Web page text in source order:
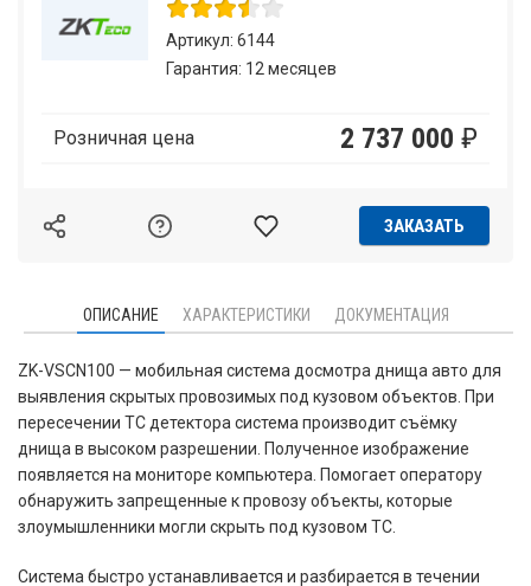
Артикул: 6144
Гарантия: 12 месяцев
Розничная цена 2 737 000 ₽
ЗАКАЗАТЬ
ОПИСАНИЕ ХАРАКТЕРИСТИКИ ДОКУМЕНТАЦИЯ
ZK-VSCN100 — мобильная система досмотра днища авто для
выявления скрытых провозимых под кузовом объектов. При
пересечении ТС детектора система производит съёмку
днища в высоком разрешении. Полученное изображение
появляется на мониторе компьютера. Помогает оператору
обнаружить запрещенные к провозу объекты, которые
злоумышленники могли скрыть под кузовом ТС.
Система быстро устанавливается и разбирается в течении